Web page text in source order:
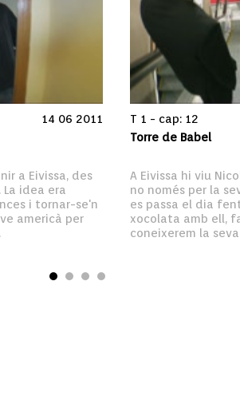
14 06 2011
a Eivissa, des
La idea era
i tornar-se'n
americà per
T 1 - cap: 12
Torre de Babel
A Eivissa hi viu
no només per la
es passa el dia
xocolata amb ell,
coneixerem la seva